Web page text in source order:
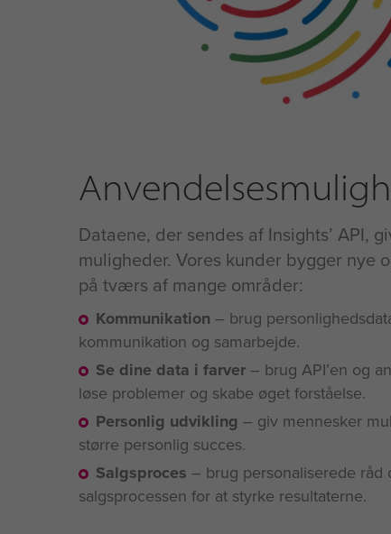
Dataene, der sendes af Insights’ API,
muligheder. Vores kunder bygger nye
på tværs af mange områder:
Kommunikation – brug
kommunikation og samarbejde.
Se dine data i farver– brug API’en og
løse problemer og skabe øget forståelse.
Personlig udvikling – giv mennesker
større personlig succes.
Salgsproces – brug personaliserede
salgsprocessen for at styrke resultaterne.